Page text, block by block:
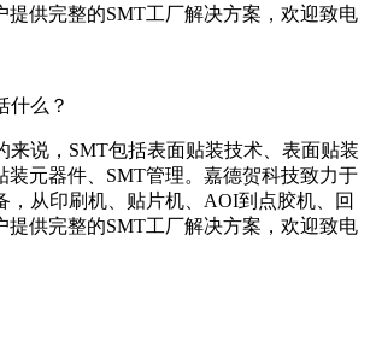
提供完整的SMT工厂解决方案，欢迎致电
什么？
来说，SMT包括表面贴装技术、表面贴装
装元器件、SMT管理。嘉德贺科技致力于
，从印刷机、贴片机、AOI到点胶机、回
提供完整的SMT工厂解决方案，欢迎致电